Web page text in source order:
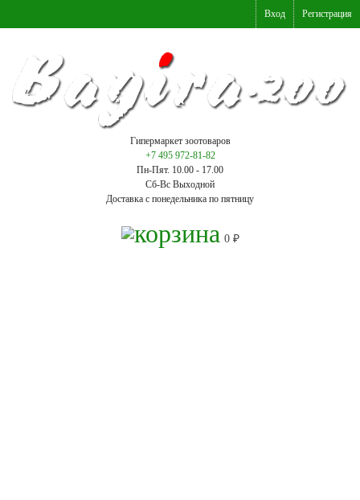
Вход Регистрация
Гипермаркет зоотоваров
+7 495 972-81-82
Пн-Пят. 10.00 - 17.00
Сб-Вс Выходной
Доставка с понедельника по пятницу
0 ₽